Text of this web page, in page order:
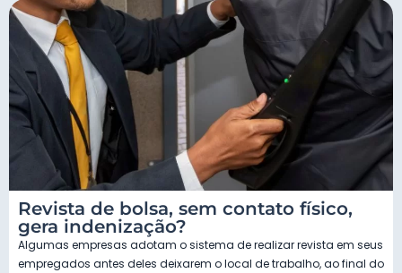
Revista de bolsa, sem contato físico,
gera indenização?
Algumas empresas adotam o sistema de realizar revista em seus
empregados antes deles deixarem o local de trabalho, ao final do